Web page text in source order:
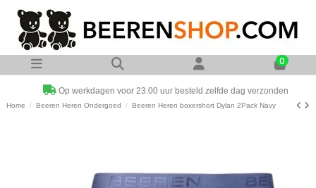
0
Op werkdagen voor 23:00 uur besteld zelfde dag verzonden
Home Beeren Heren Ondergoed Beeren Heren boxershort Dylan 2Pack Navy